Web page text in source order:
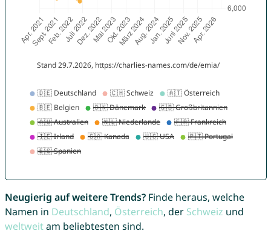
Neugierig auf weitere Trends?Finde heraus, welche
Namen in Deutschland, Österreich, der Schweiz und
weltweitam beliebtesten sind.